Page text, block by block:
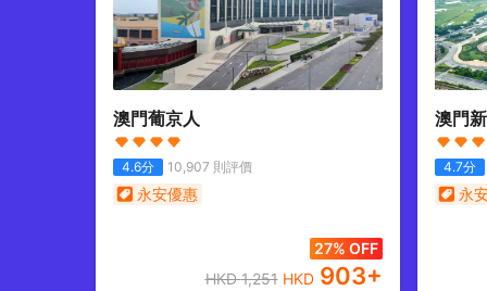
澳門葡京人
4.6分 10,907 則評價
永安優惠
27% OFF
HKD1,251 HKD 903+
澳門
4.7分
永